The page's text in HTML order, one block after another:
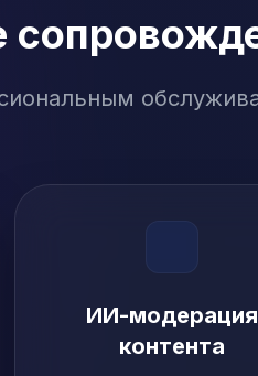
ИИ-модерация
контента